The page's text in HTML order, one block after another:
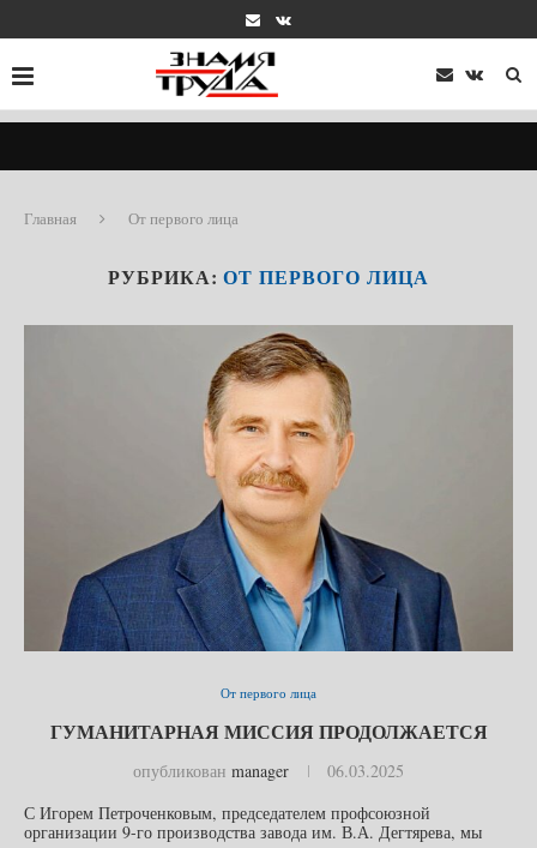
Главная От первого лица
РУБРИКА: ОТ ПЕРВОГО ЛИЦА
От первого лица
ГУМАНИТАРНАЯ МИССИЯ ПРОДОЛЖАЕТСЯ
опубликован manager
06.03.2025
С Игорем Петроченковым, председателем профсоюзной
организации 9-го производства завода им. В.А. Дегтярева, мы